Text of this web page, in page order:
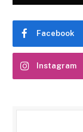
Facebook
Instagram